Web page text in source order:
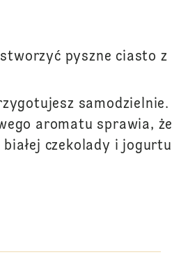
pyszne ciasto z
samodzielnie.
aromatu sprawia, że
czekolady i jogurtu